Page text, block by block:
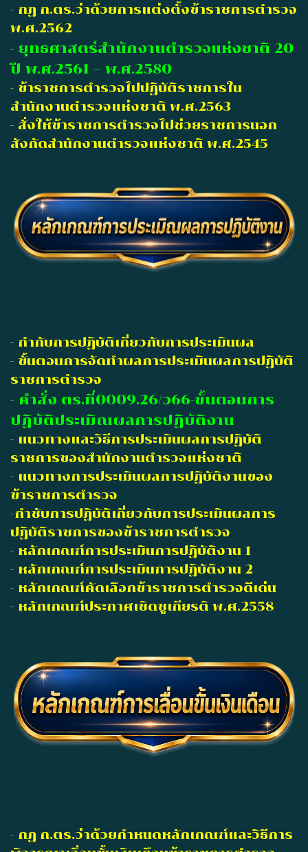
- กฏ ก.ตร.ว่าด้วยการแต่งตั้งข้าราชการตำรวจ
พ.ศ.2562
- ยุทธศาสตร์สำนักงานตำรวจแห่งชาติ 20
ปี พ.ศ.2561 – พ.ศ.2580
- ข้าราชการตำรวจไปปฏิบัติราชการใน
สำนักงานตำรวจแห่งชาติ พ.ศ.2563
- สั่งให้ข้าราชการตำรวจไปช่วยราชการนอก
สังกัดสำนักงานตำรวจแห่งชาติ พ.ศ.2545
- กำกับการปฏิบัติเกี่ยวกับการประเมินผล
- ขั้นตอนการจัดทำผลการประเมินผลการปฏิบัติ
ราชการตำรวจ
- คำสั่ง ตร.ที่0009.26/ว66-ขั้นตอนการ
ปฏิบัติประเมิณผลการปฏิบัติงาน
- แนวทางและวิธีการประเมินผลการปฏิบัติ
ราชการของสำนักงานตำรวจแห่งชาติ
- แนวทางการประเมินผลการปฏิบัติงานของ
ข้าราชการตำรวจ
-กำชับการปฏิบัติเกี่ยวกับการประเมินผลการ
ปฏิบัติราชการของข้าราชการตำรวจ
- หลักเกณฑ์การประเมินการปฏิบัติงาน 1
- หลักเกณฑ์การประเมินการปฏิบัติงาน 2
- หลักเกณฑ์คัดเลือกข้าราชการตำรวจดีเด่น
- หลักเกณฑ์ประกาศเชิดชูเกียรติ พ.ศ.2558
- กฏ ก.ตร.ว่าด้วยกำหนดหลักเกณฑ์และวิธีการ